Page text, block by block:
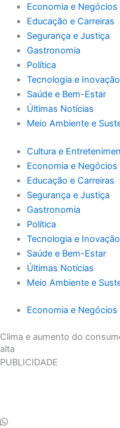
Economia e Negócios
Educação e Carreiras
Segurança e Justiça
Gastronomia
Política
Tecnologia e Inovação
Saúde e Bem-Estar
Últimas Notícias
Meio Ambiente e
Cultura e
Economia e Negócios
Educação e Carreiras
Segurança e Justiça
Gastronomia
Política
Tecnologia e Inovação
Saúde e Bem-Estar
Últimas Notícias
Meio Ambiente e
Economia e Negócios
Clima e aumento do
alta
PUBLICIDADE